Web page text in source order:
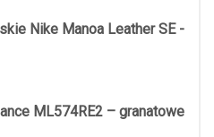
Nike Manoa Leather SE -
ML574RE2 – granatowe